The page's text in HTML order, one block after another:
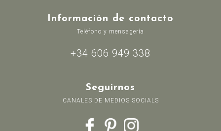
Información de contacto
Teléfono y mensagería
+34 606 949 338
Seguirnos
CANALES DE MEDIOS SOCIALS